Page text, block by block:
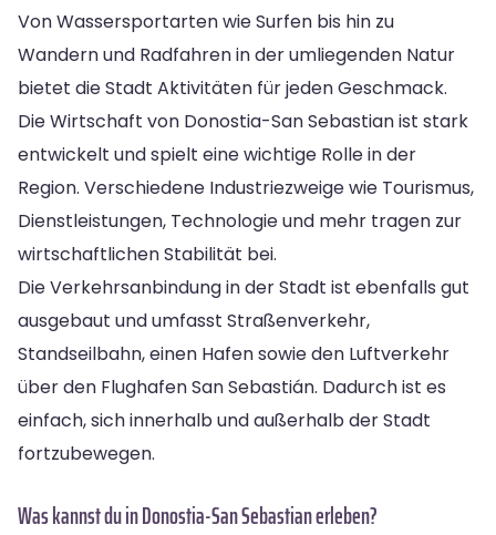
Von Wassersportarten wie Surfen bis hin zu
Wandern und Radfahren in der umliegenden Natur
bietet die Stadt Aktivitäten für jeden Geschmack.
Die Wirtschaft von Donostia-San Sebastian ist stark
entwickelt und spielt eine wichtige Rolle in der
Region. Verschiedene Industriezweige wie Tourismus,
Dienstleistungen, Technologie und mehr tragen zur
wirtschaftlichen Stabilität bei.
Die Verkehrsanbindung in der Stadt ist ebenfalls gut
ausgebaut und umfasst Straßenverkehr,
Standseilbahn, einen Hafen sowie den Luftverkehr
über den Flughafen San Sebastián. Dadurch ist es
einfach, sich innerhalb und außerhalb der Stadt
fortzubewegen.
Was kannst du in Donostia-San Sebastian erleben?